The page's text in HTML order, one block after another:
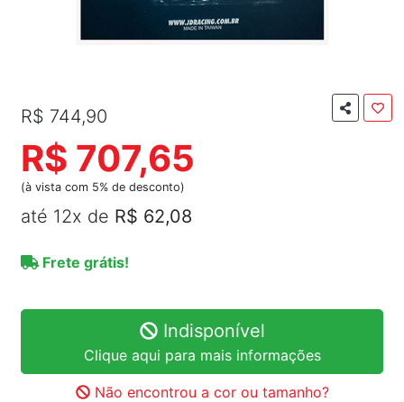
R$ 744,90
R$ 707,65
(à vista com 5% de desconto)
até 12x de R$ 62,08
Frete grátis!
Indisponível
Clique aqui para mais informações
Não encontrou a cor ou tamanho?